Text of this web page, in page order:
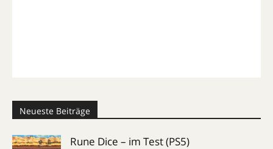
Neueste Beiträge
Rune Dice – im Test (PS5)